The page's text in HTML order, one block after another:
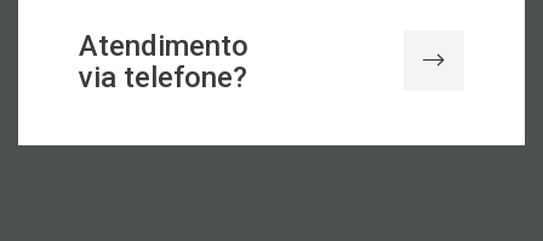
Atendimento
via telefone?